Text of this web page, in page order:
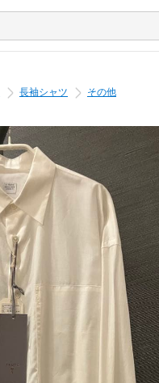
長袖シャツ その他